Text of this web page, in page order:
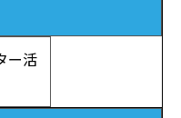
ー活